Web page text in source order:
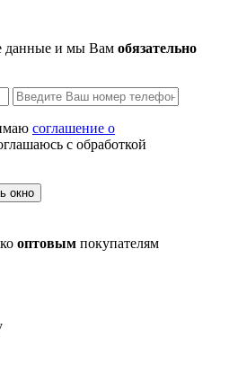
данные и мы Вам обязательно
соглашение о
с обработкой
окно
оптовым покупателям